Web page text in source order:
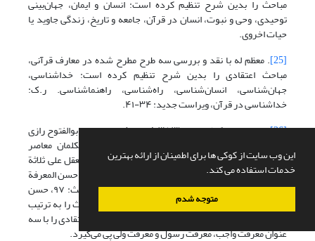
این وب سایت از کوکی ها برای اطمینان از ارائه بهترین
خدمات استفاده می کند.
متوجه شدم
مباحث را بدین شرح تنظیم کرده است: انسان و ایمان، جهان‌بینی
توحیدی، وحی و نبوت، انسان در قرآن، جامعه و تاریخ، زندگی جاوید یا
حیات اخروی.
[25]
. معظم له با نقد و بررسی سه طرح مطرح شده در معارف قرآنی،
مباحث اعتقادی را بدین شرح تنظیم کرده است: خداشناسی،
جهان‌شناسی، انسان‌شناسی، راه‌شناسی، راهنماشناسی. ر.ک:
خداشناسی در قرآن، ویراست جدید: ۳۴-۴۱.
[26]
. سید محمد کاظم عصار (۱۳۵۳ش، مدفون در رواق ابوالفتوح رازی
در بارگاه حضرت عبدالعظیم حسنی) از فیلسوف- متکلمان معاصر
مدرسه تهران، با استناد به حدیث شریف نبوی: «قسم العقل علی ثلاثة
اجزاء فمن کانت فیه کمل عقله و من لم تکن فیه فلا عقل له حسن المعرفة
بالله و حسن الطاعة له و حسن الصبر علی أمره: علم الحدیث: ۹۷، حسن
المعرفة بالله را ناظر به اصول عقاید، و دو فراز دوم حدیث را به ترتیب
ناظر به فقه اصغر و علم اخلاق می داند. در ادامه مباحث اعتقادی را با سه
عنوان معرفت واجب، معرفت رسول و معرفت ولی پی می‌گیرد.